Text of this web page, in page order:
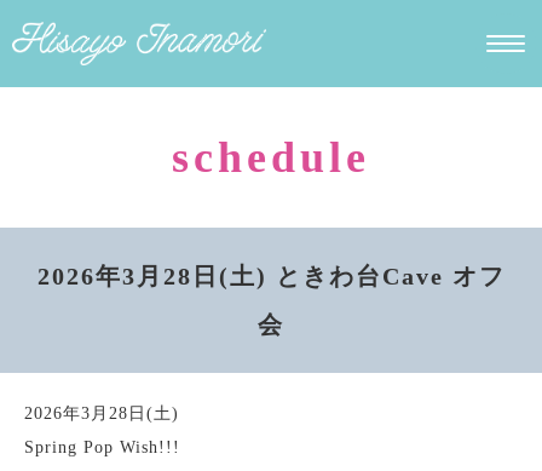
schedule
2026年3月28日(土) ときわ台Cave オフ
会
2026年3月28日(土)
Spring Pop Wish!!!